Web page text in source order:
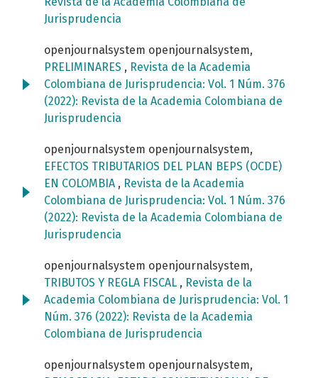
Jurisprudencia
openjournalsystem openjournalsystem,
PRELIMINARES , Revista de la Academia
Colombiana de Jurisprudencia: Vol. 1 Núm. 376
(2022): Revista de la Academia Colombiana de
Jurisprudencia
openjournalsystem openjournalsystem,
EFECTOS TRIBUTARIOS DEL PLAN BEPS (OCDE)
EN COLOMBIA , Revista de la Academia
Colombiana de Jurisprudencia: Vol. 1 Núm. 376
(2022): Revista de la Academia Colombiana de
Jurisprudencia
openjournalsystem openjournalsystem,
TRIBUTOS Y REGLA FISCAL , Revista de la
Academia Colombiana de Jurisprudencia: Vol. 1
Núm. 376 (2022): Revista de la Academia
Colombiana de Jurisprudencia
openjournalsystem openjournalsystem,